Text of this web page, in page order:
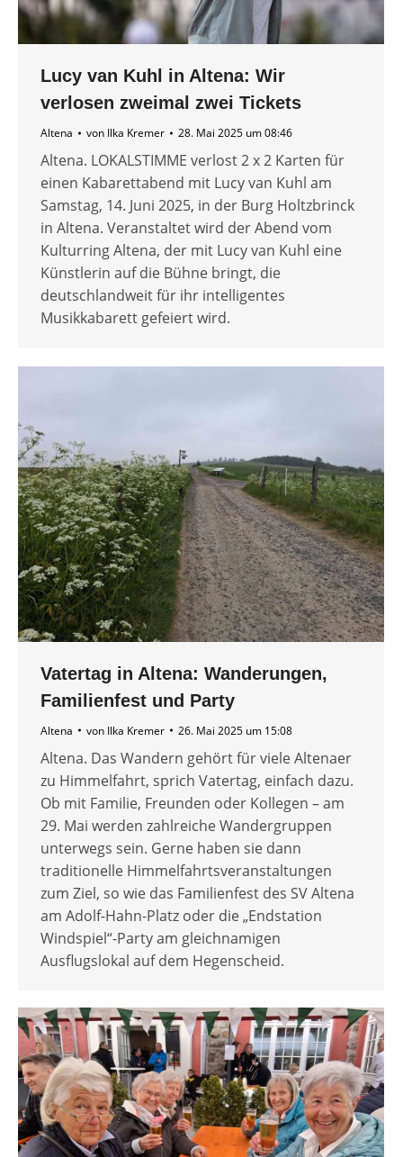
Lucy van Kuhl in Altena: Wir
verlosen zweimal zwei Tickets
Altena von Ilka Kremer 28. Mai 2025 um 08:46
Altena. LOKALSTIMME verlost 2 x 2 Karten für
einen Kabarettabend mit Lucy van Kuhl am
Samstag, 14. Juni 2025, in der Burg Holtzbrinck
in Altena. Veranstaltet wird der Abend vom
Kulturring Altena, der mit Lucy van Kuhl eine
Künstlerin auf die Bühne bringt, die
deutschlandweit für ihr intelligentes
Musikkabarett gefeiert wird.
Vatertag in Altena: Wanderungen,
Familienfest und Party
Altena von Ilka Kremer 26. Mai 2025 um 15:08
Altena. Das Wandern gehört für viele Altenaer
zu Himmelfahrt, sprich Vatertag, einfach dazu.
Ob mit Familie, Freunden oder Kollegen – am
29. Mai werden zahlreiche Wandergruppen
unterwegs sein. Gerne haben sie dann
traditionelle Himmelfahrtsveranstaltungen
zum Ziel, so wie das Familienfest des SV Altena
am Adolf-Hahn-Platz oder die „Endstation
Windspiel“-Party am gleichnamigen
Ausflugslokal auf dem Hegenscheid.